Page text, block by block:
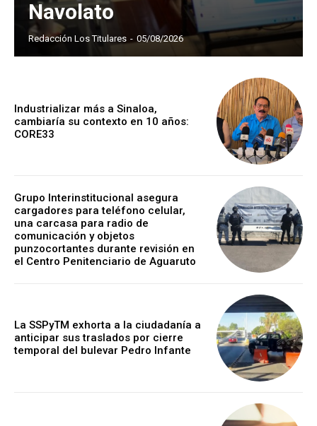
Navolato
Redacción Los Titulares - 05/08/2026
Industrializar más a Sinaloa,
cambiaría su contexto en 10 años:
CORE33
Grupo Interinstitucional asegura
cargadores para teléfono celular,
una carcasa para radio de
comunicación y objetos
punzocortantes durante revisión en
el Centro Penitenciario de Aguaruto
La SSPyTM exhorta a la ciudadanía a
anticipar sus traslados por cierre
temporal del bulevar Pedro Infante